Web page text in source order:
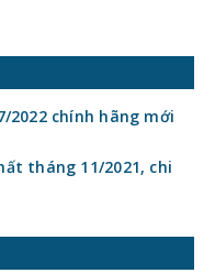
2022 chính hãng mới
tháng 11/2021, chi